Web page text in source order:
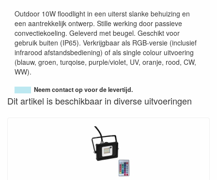
Outdoor 10W floodlight in een uiterst slanke behuizing en
een aantrekkelijk ontwerp. Stille werking door passieve
convectiekoeling. Geleverd met beugel. Geschikt voor
gebruik buiten (IP65). Verkrijgbaar als RGB-versie (inclusief
infrarood afstandsbediening) of als single colour uitvoering
(blauw, groen, turqoise, purple/violet, UV, oranje, rood, CW,
WW).
Neem contact op voor de levertijd.
Dit artikel is beschikbaar in diverse uitvoeringen